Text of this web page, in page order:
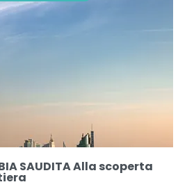
SAUDITA Alla scoperta